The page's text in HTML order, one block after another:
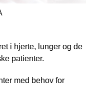
i hjerte, lunger og de
patienter.
med behov for